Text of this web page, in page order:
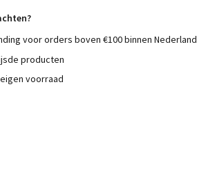
voor orders boven €100 binnen Nederland
producten
voorraad